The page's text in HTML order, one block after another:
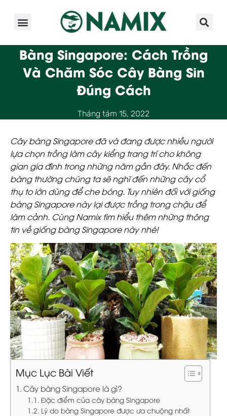
Bàng Singapore: Cách Trồng
Và Chăm Sóc Cây Bàng Sin
Đúng Cách
Tháng tám 15, 2022
Cây bàng Singapoređã và đang được nhiều người
lựa chọn trồng làm cây kiểng trang trí cho không
gian gia đình trong những năm gần đây. Nhắc đến
bàng thường chúng ta sẽ nghĩ đến những cây cổ
thụ to lớn dùng để che bóng. Tuy nhiên đối với giống
bàng Singapore này lại được trồng trong chậu để
làm cảnh. CùngNamixtìm hiểu thêm những thông
tin về giống bàng Singapore này nhé!
Mục Lục Bài Viết
Cây bàng Singapore là gì?
Đặc điểm của cây bàng Singapore
Lý do bàng Singapore được ưa chuộng nhất